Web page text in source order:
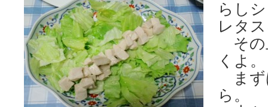
らし
レタ
その
くよ。
まず
ら。